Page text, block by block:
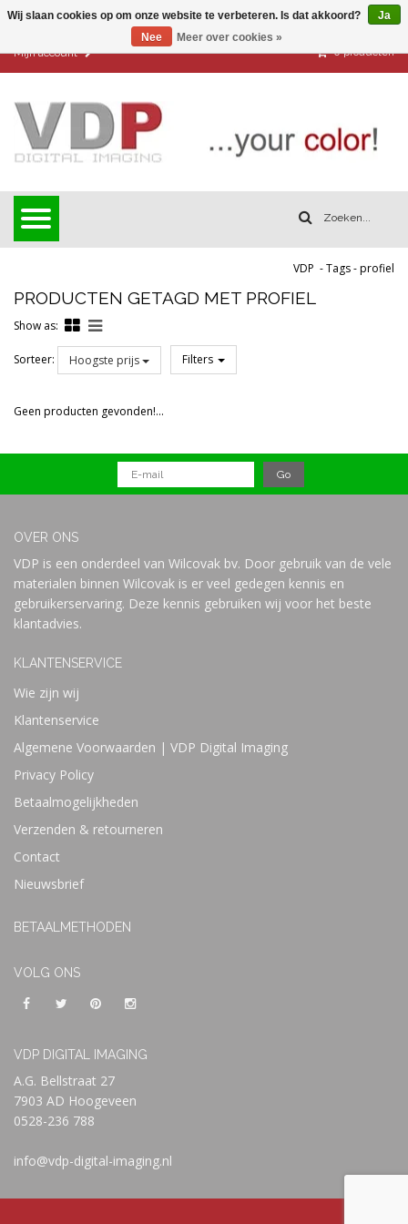
Mijn account 0 producten
VDP -Tags-profiel
PRODUCTEN GETAGD MET PROFIEL
Show as:
Sorteer: Hoogste prijs Filters
Prijs
Geen producten gevonden!...
OVER ONS
VDP is een onderdeel van Wilcovak bv. Door gebruik van de vele
materialen binnen Wilcovak is er veel gedegen kennis en
gebruikerservaring. Deze kennis gebruiken wij voor het beste
klantadvies.
KLANTENSERVICE
Wie zijn wij
Klantenservice
Algemene Voorwaarden | VDP Digital Imaging
Privacy Policy
Betaalmogelijkheden
Verzenden & retourneren
Contact
Nieuwsbrief
BETAALMETHODEN
VOLG ONS
VDP DIGITAL IMAGING
A.G. Bellstraat 27
7903 AD Hoogeveen
0528-236 788
info@vdp-digital-imaging.nl
Wij slaan cookies op om onze website te verbeteren. Is dat akkoord?
Ja
Nee
Meer over cookies »